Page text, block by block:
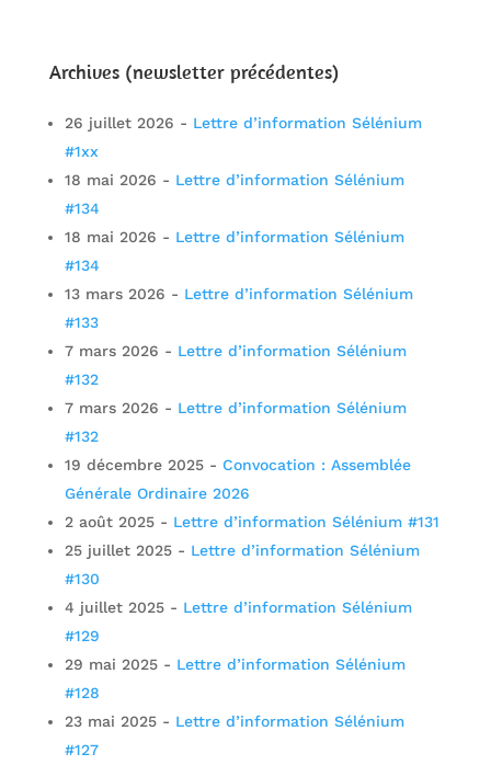
Archives (newsletter précédentes)
26 juillet 2026 - Lettre d’information Sélénium
#1xx
18 mai 2026 - Lettre d’information Sélénium
#134
18 mai 2026 - Lettre d’information Sélénium
#134
13 mars 2026 - Lettre d’information Sélénium
#133
7 mars 2026 - Lettre d’information Sélénium
#132
7 mars 2026 - Lettre d’information Sélénium
#132
19 décembre 2025 - Convocation : Assemblée
Générale Ordinaire 2026
2 août 2025 - Lettre d’information Sélénium #131
25 juillet 2025 - Lettre d’information Sélénium
#130
4 juillet 2025 - Lettre d’information Sélénium
#129
29 mai 2025 - Lettre d’information Sélénium
#128
23 mai 2025 - Lettre d’information Sélénium
#127